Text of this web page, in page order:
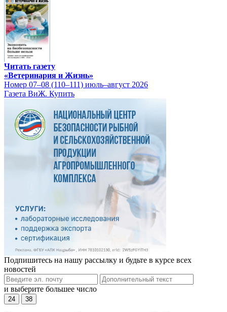
Читать газету
«Ветеринария и Жизнь»
Номер 07–08 (110–111) июль–август 2026
Газета ВиЖ. Купить
Подпишитесь на нашу рассылку и будьте в курсе всех
новостей
и выберите большее число
24 38